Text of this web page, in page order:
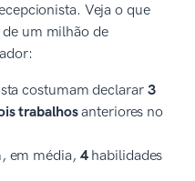
Veja o que
um milhão de
costumam declarar 3
trabalhosanteriores no
em média, 4habilidades